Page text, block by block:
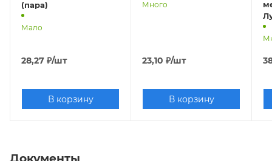
(пара)
Мало
28,27 ₽/шт
В корзину
Много
23,10 ₽/шт
В корзину